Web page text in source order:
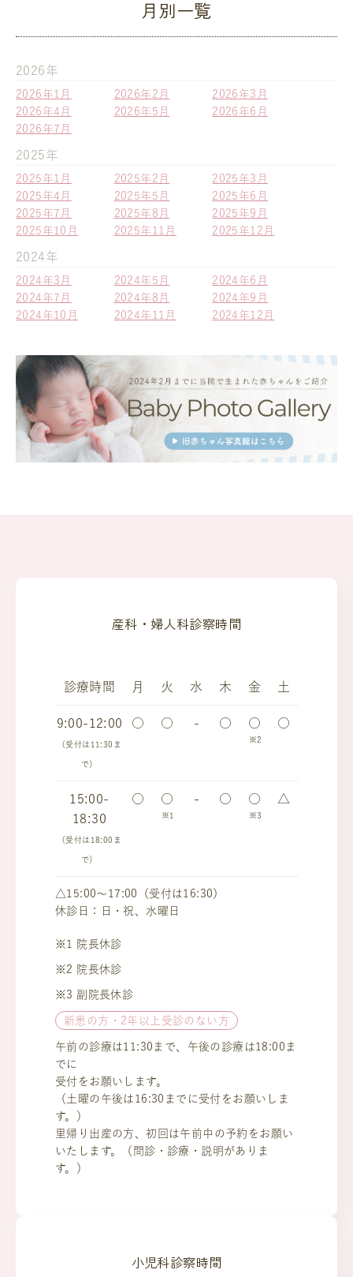
月別一覧
2026年
2026年1月 2026年2月
2026年3月
2026年4月
2026年5月
2026年6月
2026年7月
2025年
2025年1月 2025年2月
2025年3月
2025年4月
2025年5月
2025年6月
2025年7月
2025年8月
2025年9月
2025年10月
2025年11月 2025年12月
2024年
2024年3月 2024年5月
2024年6月
2024年7月
2024年8月
2024年9月
2024年10月
2024年11月 2024年12月
産科・婦人科診察時間
診療時間 月 火 水 木 金 土
9:00-12:00
（受付は11:30ま
で）
○ ○ - ○ ○
※2
○
15:00-
18:30
（受付は18:00ま
で）
○ ○
※1
- ○ ○
※3
△
△15:00～17:00（受付は16:30）
休診日：日・祝、水曜日
※1 院長休診
※2 院長休診
※3 副院長休診
新患の方・2年以上受診のない方
午前の診療は11:30まで、午後の診療は18:00ま
でに
受付をお願いします。
（土曜の午後は16:30までに受付をお願いしま
す。）
里帰り出産の方、初回は午前中の予約をお願い
いたします。（問診・診療・説明がありま
す。）
小児科診察時間